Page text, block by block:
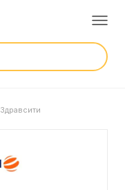
Здравсити